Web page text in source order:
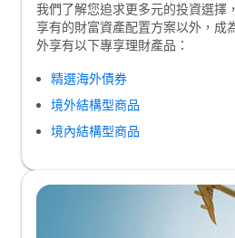
我們了解您追求更多元的投資選擇
享有的財富資產配置方案以外，成
外享有以下專享理財產品：
精選海外債券
境外結構型商品
境內結構型商品